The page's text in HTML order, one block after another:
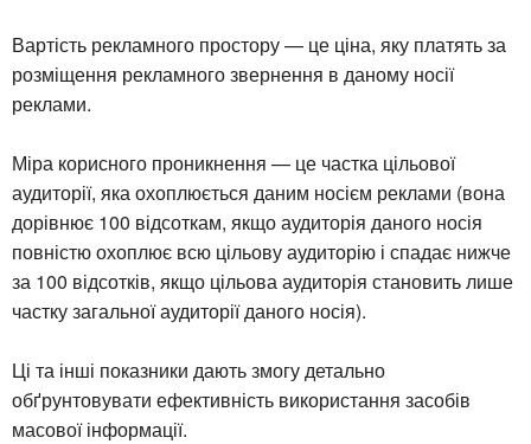
Вартість рекламного простору — це ціна, яку платять за
розміщення рекламного звернення в даному носії
реклами.
Міра корисного проникнення — це частка цільової
аудиторії, яка охоплюється даним носієм реклами (вона
дорівнює 100 відсоткам, якщо аудиторія даного носія
повністю охоплює всю цільову аудиторію і спадає нижче
за 100 відсотків, якщо цільова аудиторія становить лише
частку загальної аудиторії даного носія).
Ці та інші показники дають змогу детально
обґрунтовувати ефективність використання засобів
масової інформації.